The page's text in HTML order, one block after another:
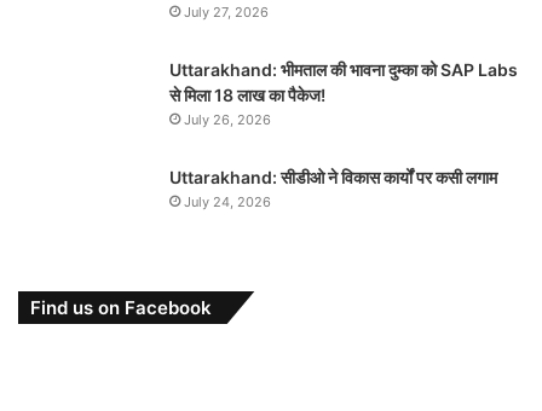
July 27, 2026
Uttarakhand: भीमताल की भावना दुम्का को SAP Labs
से मिला 18 लाख का पैकेज!
July 26, 2026
Uttarakhand: सीडीओ ने विकास कार्यों पर कसी लगाम
July 24, 2026
Find us on Facebook